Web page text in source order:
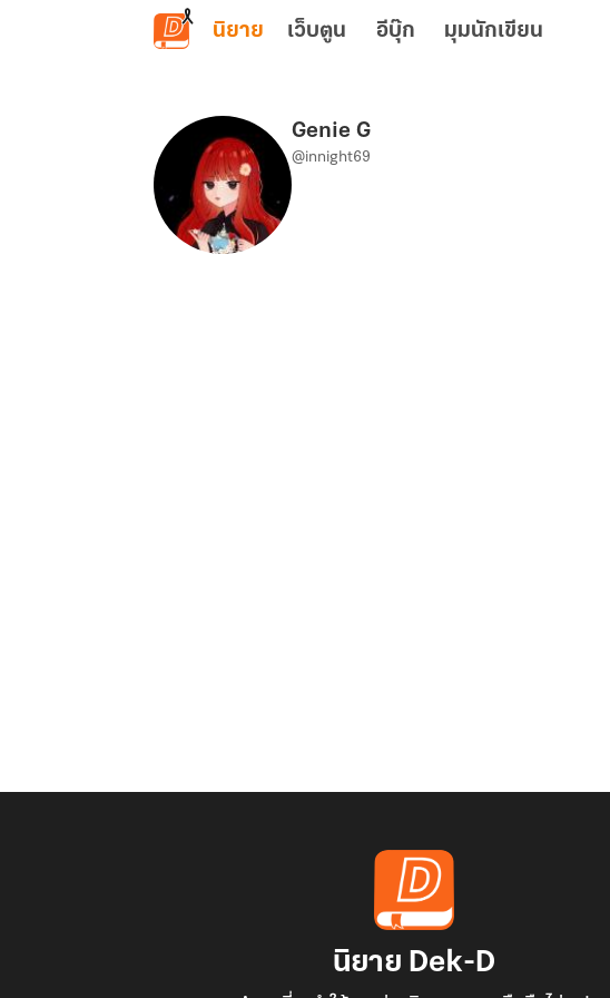
ข้ามไปยังเนื้อหาหลัก
นิยาย เว็บตูน อีบุ๊ก มุมนักเขียน
Genie G
@innight69
นิยาย Dek-D